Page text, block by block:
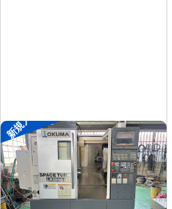
新規入荷
8″NC旋盤
メーカー オークマ
形 式LB2500EX